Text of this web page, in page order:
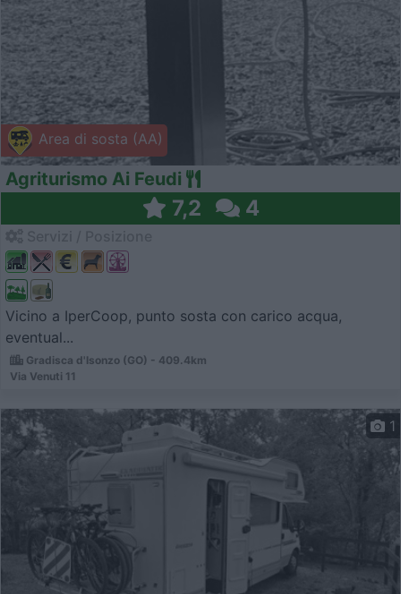
Area di sosta (AA)
Agriturismo Ai Feudi
7,2 4
Vicino a IperCoop, punto sosta con carico acqua,
eventual...
Gradisca d'Isonzo (GO) - 409.4km
Via Venuti 11
1